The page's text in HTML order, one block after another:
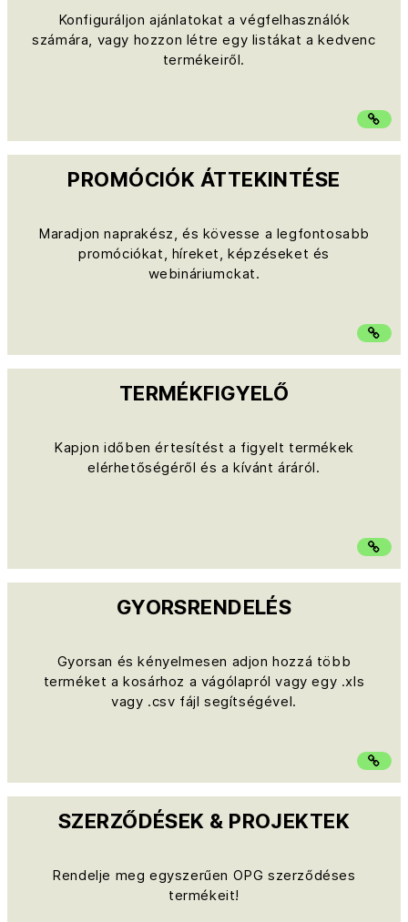
Konfiguráljon ajánlatokat a végfelhasználók
számára, vagy hozzon létre egy listákat a kedvenc
termékeiről.
PROMÓCIÓK ÁTTEKINTÉSE
Maradjon naprakész, és kövesse a legfontosabb
promóciókat, híreket, képzéseket és
webináriumokat.
TERMÉKFIGYELŐ
Kapjon időben értesítést a figyelt termékek
elérhetőségéről és a kívánt áráról.
GYORSRENDELÉS
Gyorsan és kényelmesen adjon hozzá több
terméket a kosárhoz a vágólapról vagy egy .xls
vagy .csv fájl segítségével.
SZERZŐDÉSEK & PROJEKTEK
Rendelje meg egyszerűen OPG szerződéses
termékeit!